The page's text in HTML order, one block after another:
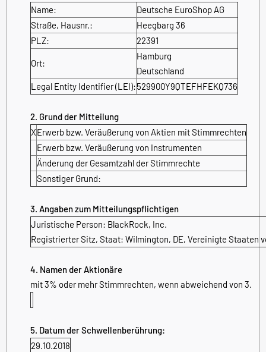
Name:
Deutsche EuroShop AG
Straße, Hausnr.:
Heegbarg 36
PLZ:
22391
Ort:
Hamburg
Deutschland
Legal Entity Identifier (LEI):529900Y9QTEFHFEKQ736
2. Grund der Mitteilung
XErwerb bzw. Veräußerung von Aktien mit Stimmrechten
Erwerb bzw. Veräußerung von Instrumenten
Änderung der Gesamtzahl der Stimmrechte
Sonstiger Grund:
3. Angaben zum Mitteilungspflichtigen
Juristische Person: BlackRock, Inc.
Registrierter Sitz, Staat: Wilmington, DE, Vereinigte Staaten
4. Namen der Aktionäre
mit 3% oder mehr Stimmrechten, wenn abweichend von 3.
5. Datum der Schwellenberührung:
29.10.2018